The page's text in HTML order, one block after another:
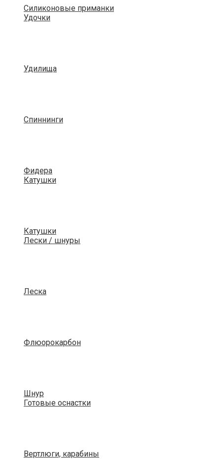
Силиконовые приманки
Удочки
Удилища
Спиннинги
Фидера
Катушки
Катушки
Лески / шнуры
Леска
Флюорокарбон
Шнур
Готовые оснастки
Вертлюги, карабины